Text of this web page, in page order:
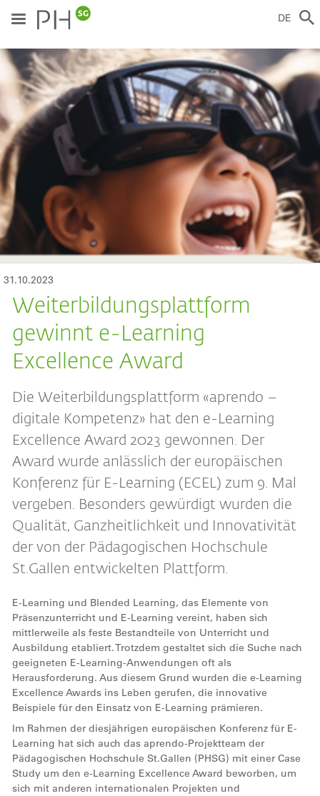
zum
Inhalt
DE
31.10.2023
Weiterbildungsplattform
gewinnt e-Learning
Excellence Award
Die Weiterbildungsplattform «aprendo –
digitale Kompetenz» hat den e-Learning
Excellence Award 2023 gewonnen. Der
Award wurde anlässlich der europäischen
Konferenz für E-Learning (ECEL) zum 9. Mal
vergeben. Besonders gewürdigt wurden die
Qualität, Ganzheitlichkeit und Innovativität
der von der Pädagogischen Hochschule
St.Gallen entwickelten Plattform.
E-Learning und Blended Learning, das Elemente von
Präsenzunterricht und E-Learning vereint, haben sich
mittlerweile als feste Bestandteile von Unterricht und
Ausbildung etabliert. Trotzdem gestaltet sich die Suche nach
geeigneten E-Learning-Anwendungen oft als
Herausforderung. Aus diesem Grund wurden die e-Learning
Excellence Awards ins Leben gerufen, die innovative
Beispiele für den Einsatz von E-Learning prämieren.
Im Rahmen der diesjährigen europäischen Konferenz für E-
Learning hat sich auch das aprendo-Projektteam der
Pädagogischen Hochschule St.Gallen (PHSG) mit einer Case
Study um den e-Learning Excellence Award beworben, um
sich mit anderen internationalen Projekten und